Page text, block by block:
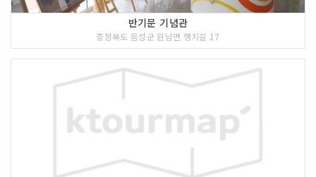
반기문 기념관
충청북도 음성군 원남면 행치길 17